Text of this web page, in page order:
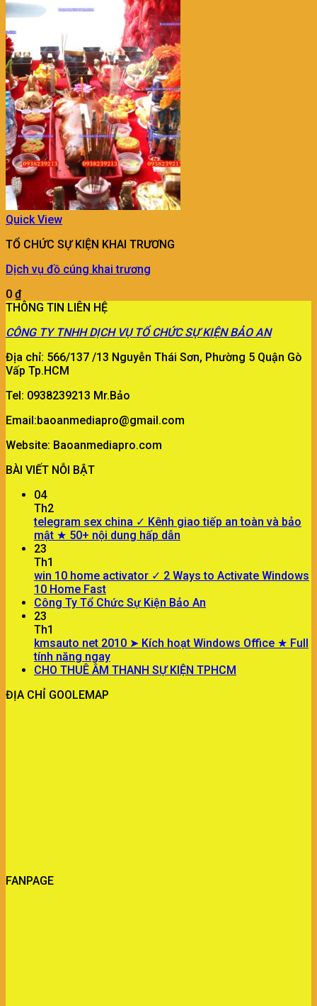
Quick View
TỔ CHỨC SỰ KIỆN KHAI TRƯƠNG
Dịch vụ đồ cúng khai trương
0 ₫
THÔNG TIN LIÊN HỆ
CÔNG TY TNHH DỊCH VỤ TỔ CHỨC SỰ KIỆN BẢO AN
Địa chỉ: 566/137 /13 Nguyễn Thái Sơn, Phường 5 Quận Gò
Vấp Tp.HCM
Tel: 0938239213 Mr.Bảo
Email:baoanmediapro@gmail.com
Website: Baoanmediapro.com
BÀI VIẾT NỖI BẬT
04
Th2
telegram sex china ✓ Kênh giao tiếp an toàn và bảo
mật ★ 50+ nội dung hấp dẫn
23
Th1
win 10 home activator ✓ 2 Ways to Activate Windows
10 Home Fast
Công Ty Tổ Chức Sự Kiện Bảo An
23
Th1
kmsauto net 2010 ➤ Kích hoạt Windows Office ★ Full
tính năng ngay
CHO THUÊ ÂM THANH SỰ KIỆN TPHCM
ĐỊA CHỈ GOOLEMAP
FANPAGE